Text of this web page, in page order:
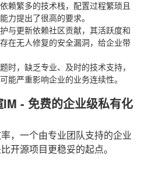
赖繁多的技术栈，配置过程繁琐且
力提出了很高的要求。
与更新依赖社区贡献，其活跃度和
在无人修复的安全漏洞，给企业带
时，缺乏专业、及时的技术支持，
能严重影响企业的业务连续性。
- 免费的企业级私有化
，一个由专业团队支持的企业
开源项目更稳妥的起点。